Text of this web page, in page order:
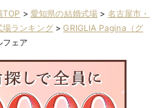
TOP > 愛知県の結婚式場 > 名古屋市・
場ランキング>GRIGLIA Pagina（グ
フェア